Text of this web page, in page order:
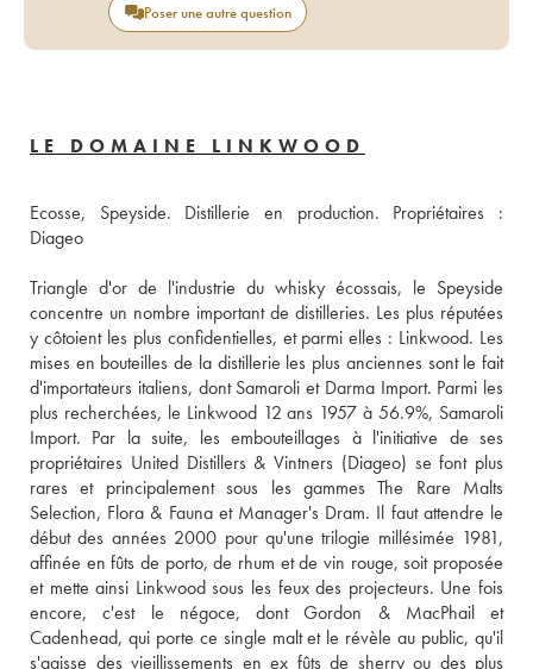
Poser une autre question
LE DOMAINE LINKWOOD
Ecosse, Speyside. Distillerie en production. Propriétaires :
Diageo
Triangle d'or de l'industrie du whisky écossais, le Speyside
concentre un nombre important de distilleries. Les plus réputées
y côtoient les plus confidentielles, et parmi elles : Linkwood. Les
mises en bouteilles de la distillerie les plus anciennes sont le fait
d'importateurs italiens, dont Samaroli et Darma Import. Parmi les
plus recherchées, le Linkwood 12 ans 1957 à 56.9%, Samaroli
Import. Par la suite, les embouteillages à l'initiative de ses
propriétaires United Distillers & Vintners (Diageo) se font plus
rares et principalement sous les gammes The Rare Malts
Selection, Flora & Fauna et Manager's Dram. Il faut attendre le
début des années 2000 pour qu'une trilogie millésimée 1981,
affinée en fûts de porto, de rhum et de vin rouge, soit proposée
et mette ainsi Linkwood sous les feux des projecteurs. Une fois
encore, c'est le négoce, dont Gordon & MacPhail et
Cadenhead, qui porte ce single malt et le révèle au public, qu'il
s'agisse des vieillissements en ex fûts de sherry ou des plus